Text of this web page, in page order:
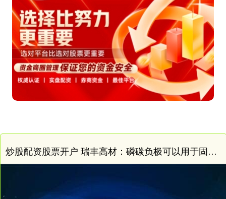
炒股配资股票开户 瑞丰高材：磷碳负极可以用于固态电池体系中